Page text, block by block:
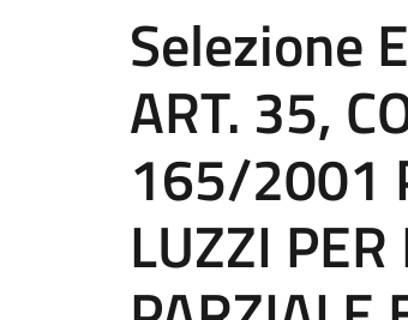
Selezione
ART. 35,
165/2001
LUZZI PER